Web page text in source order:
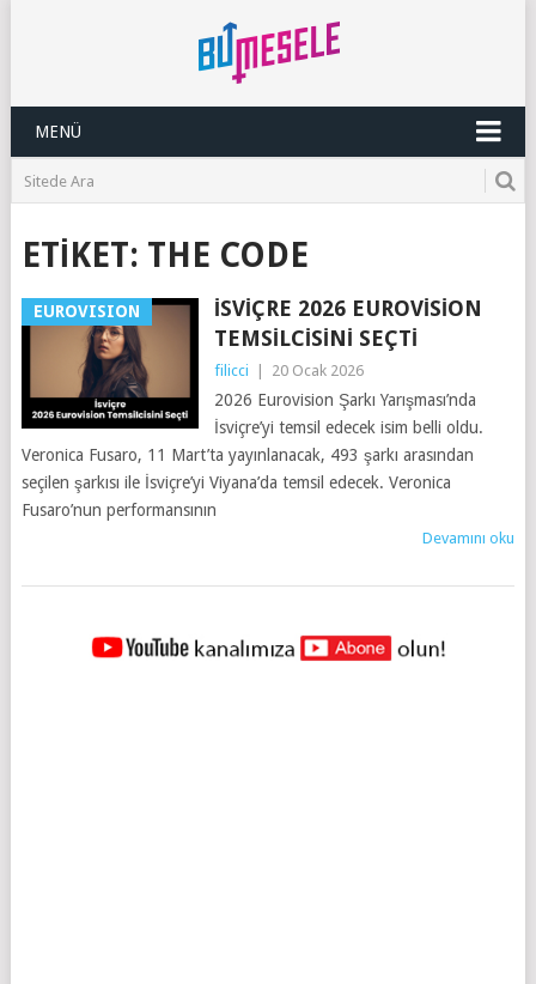
MENÜ
ETIKET: THE CODE
EUROVISION
İSVIÇRE 2026 EUROVISION
TEMSILCISINI SEÇTI
filicci 20 Ocak 2026
2026 Eurovision Şarkı Yarışması’nda
İsviçre’yi temsil edecek isim belli oldu.
Veronica Fusaro, 11 Mart’ta yayınlanacak, 493 şarkı arasından
seçilen şarkısı ile İsviçre’yi Viyana’da temsil edecek. Veronica
Fusaro’nun performansının
Devamını oku
YAZILAR